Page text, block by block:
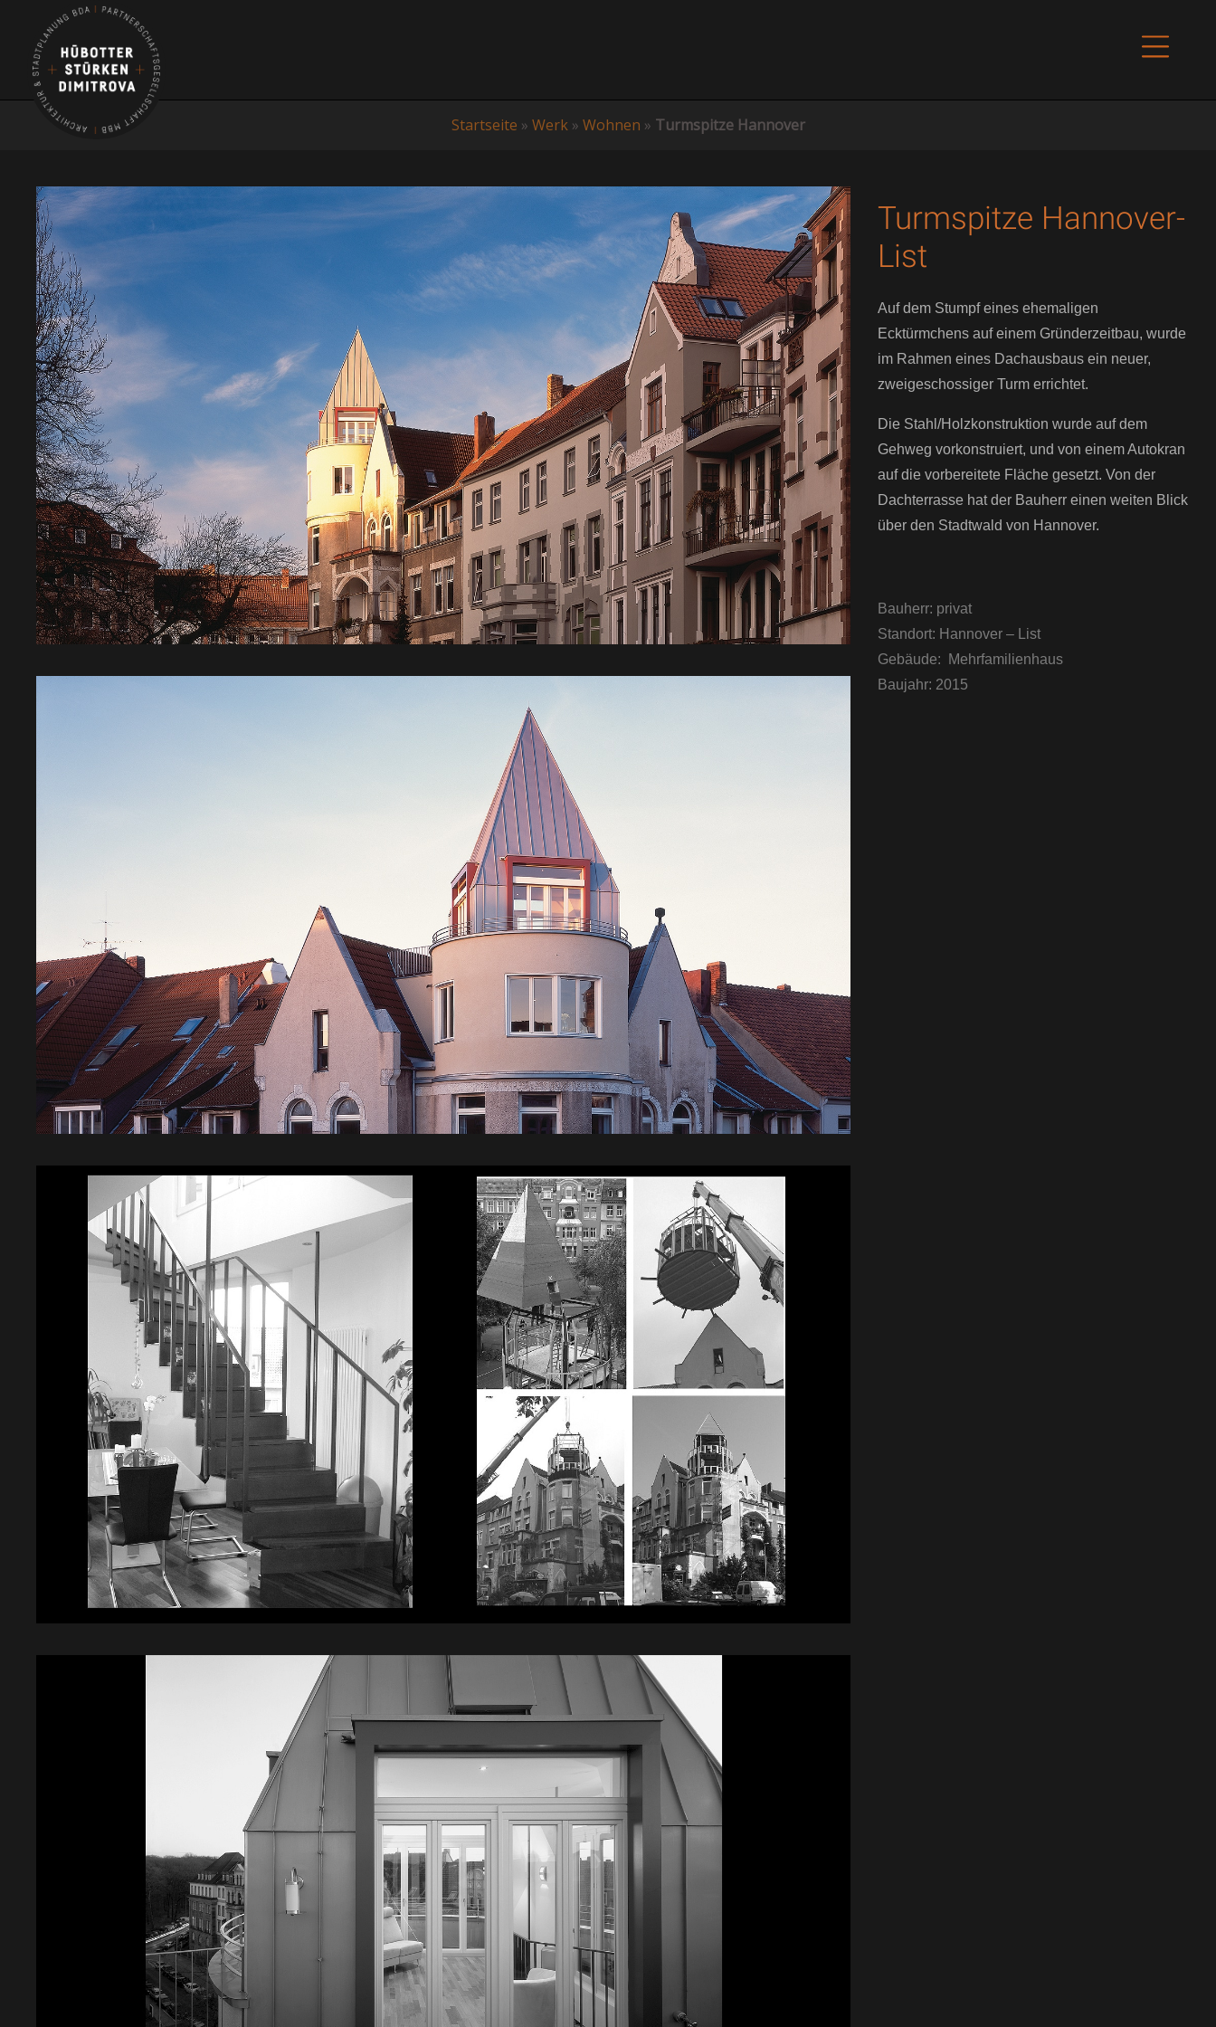
Startseite » Werk » Wohnen » Turmspitze Hannover
Turmspitze Hannover-
List
Auf dem Stumpf eines ehemaligen
Ecktürmchens auf einem Gründerzeitbau, wurde
im Rahmen eines Dachausbaus ein neuer,
zweigeschossiger Turm errichtet.
Die Stahl/Holzkonstruktion wurde auf dem
Gehweg vorkonstruiert, und von einem Autokran
auf die vorbereitete Fläche gesetzt. Von der
Dachterrasse hat der Bauherr einen weiten Blick
über den Stadtwald von Hannover.
Bauherr: privat
Standort: Hannover – List
Gebäude: Mehrfamilienhaus
Baujahr: 2015